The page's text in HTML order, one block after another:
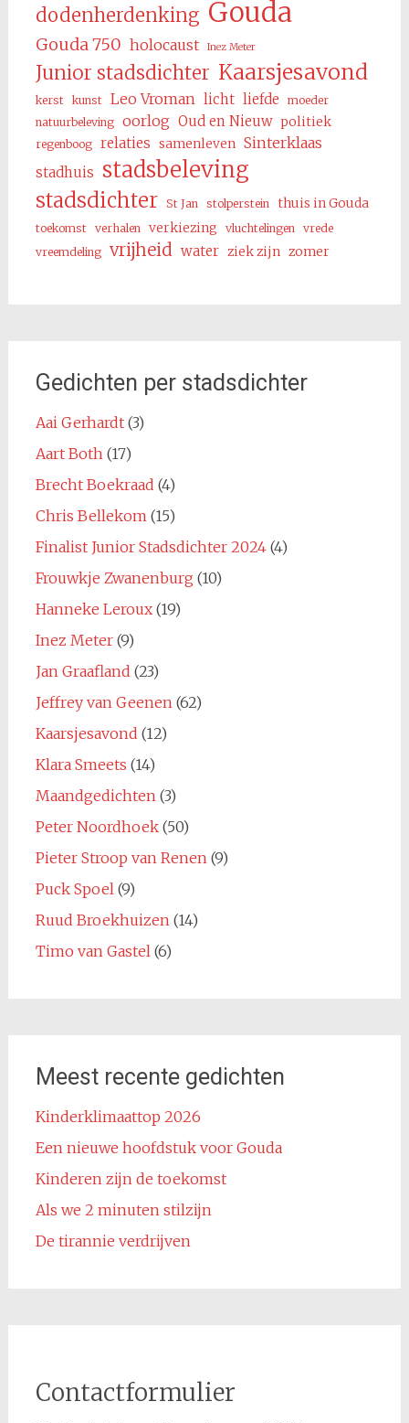
dodenherdenking Gouda
Gouda 750 holocaust Inez Meter
Junior stadsdichter Kaarsjesavond
kerst kunst Leo Vroman licht liefde
moeder
natuurbeleving
oorlog Oud en Nieuw politiek
regenboog relaties samenleven Sinterklaas
stadhuis stadsbeleving
stadsdichter St Jan stolperstein thuis in Gouda
toekomst verhalen verkiezing vluchtelingen
vrede
vreemdeling
vrijheid water ziek zijn zomer
Gedichten per stadsdichter
Aai Gerhardt(3)
Aart Both (17)
Brecht Boekraad (4)
Chris Bellekom (15)
Finalist Junior Stadsdichter 2024(4)
Frouwkje Zwanenburg (10)
Hanneke Leroux(19)
Inez Meter(9)
Jan Graafland (23)
Jeffrey van Geenen (62)
Kaarsjesavond (12)
Klara Smeets (14)
Maandgedichten (3)
Peter Noordhoek(50)
Pieter Stroop van Renen (9)
Puck Spoel (9)
Ruud Broekhuizen (14)
Timo van Gastel (6)
Meest recente gedichten
Kinderklimaattop 2026
Een nieuwe hoofdstuk voor Gouda
Kinderen zijn de toekomst
Als we 2 minuten stilzijn
De tirannie verdrijven
Contactformulier